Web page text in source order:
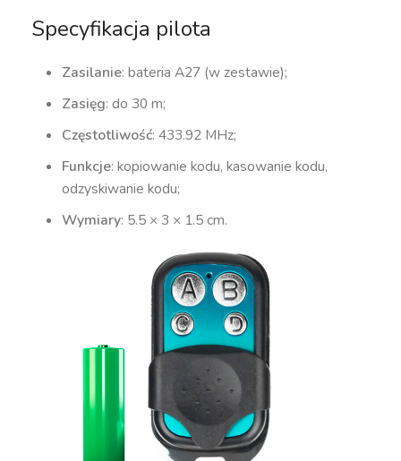
Specyfikacja pilota
Zasilanie: bateria A27 (w zestawie);
Zasięg: do 30 m;
Częstotliwość: 433.92 MHz;
Funkcje: kopiowanie kodu, kasowanie kodu,
odzyskiwanie kodu;
Wymiary: 5.5 × 3 × 1.5 cm.